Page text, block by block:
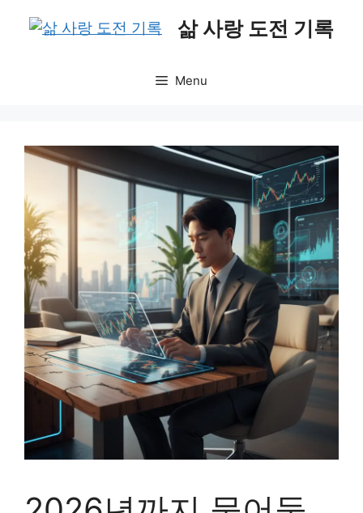
삶 사랑 도전 기록
Menu